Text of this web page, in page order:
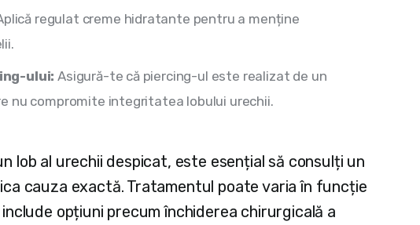
regulat creme hidratante pentru a menține
ului: Asigură-te că piercing-ul este realizat de un
nu compromite integritatea lobului urechii.
lob al urechii despicat, este esențial să consulți un
cauza exactă. Tratamentul poate varia în funcție
opțiuni precum închiderea chirurgicală a